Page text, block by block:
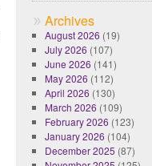
Archives
August 2026 (19)
July 2026 (107)
June 2026 (141)
May 2026 (112)
April 2026 (130)
March 2026 (109)
February 2026 (123)
January 2026 (104)
December 2025 (87)